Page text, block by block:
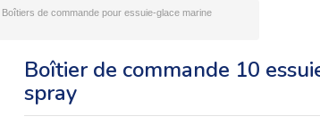
Boîtiers de commande pour essuie-glace marine
Boîtier de commande 10
spray